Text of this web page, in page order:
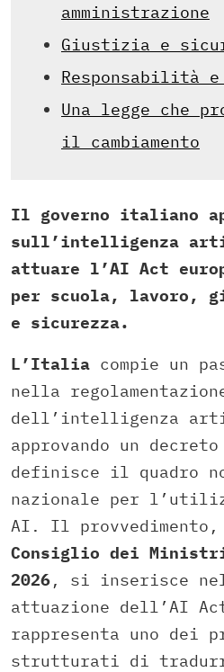
amministrazione
Giustizia e
Responsabilità
Una legge che
il cambiamento
Il governo italiano
sull’intelligenza
attuare l’AI Act
per scuola, lavoro,
e sicurezza.
L’Italia compie un
nella
dell’intelligenza
approvando un
definisce il quadro
nazionale per
AI. Il provvedimento,
Consiglio dei
2026, si inserisce
attuazione dell’AI
rappresenta uno dei
strutturati di